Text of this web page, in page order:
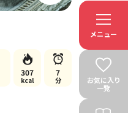
307
kcal
7
分
メニュー
お気に入り
一覧